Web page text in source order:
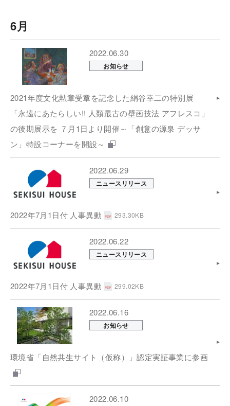
6月
2022.06.30
お知らせ
2021年度文化勲章受章を記念した絹谷幸二の特別展
「永遠にあたらしい!! 人類最古の壁画技法 アフレスコ」
の後期展示を ７月1日より開催～「創意の源泉 デッサ
ン」特設コーナーを開設～
2022.06.29
ニュースリリース
2022年7月1日付 人事異動 293.30KB
2022.06.22
ニュースリリース
2022年7月1日付 人事異動 299.02KB
2022.06.16
お知らせ
環境省「自然共生サイト（仮称）」認定実証事業に参画
2022.06.10